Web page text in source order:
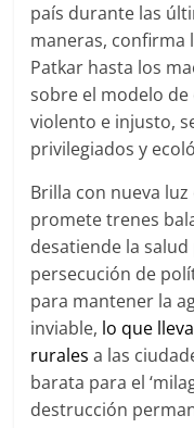
país durante las
maneras, confirma
Patkar hasta los
sobre el modelo
violento e injusto,
privilegiados y
Brilla con nueva
promete trenes
desatiende la
persecución de
para mantener la
inviable, lo que
rurales a las
barata para el
destrucción